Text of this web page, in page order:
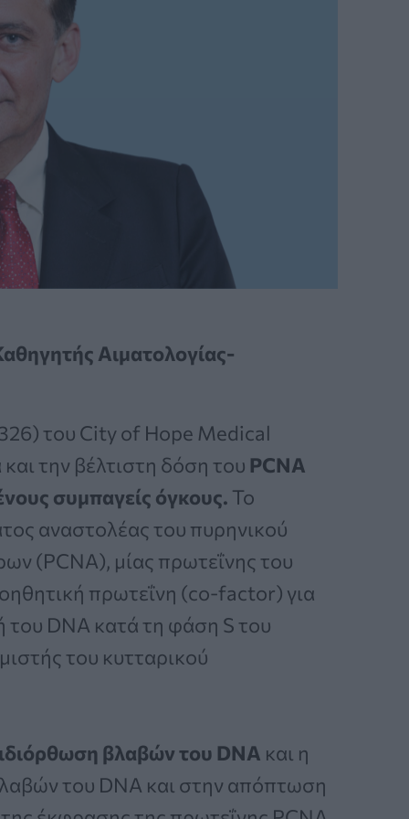
Αιματολογίας-
του City of Hope Medical
την βέλτιστη δόση του PCNA
συμπαγείς όγκους. Το
αναστολέας του πυρηνικού
(PCNA), μίας πρωτεΐνης του
πρωτεΐνη (co-factor) για
του DNA κατά τη φάση S του
του κυτταρικού
βλαβών του DNA και η
του DNA και στην απόπτωση